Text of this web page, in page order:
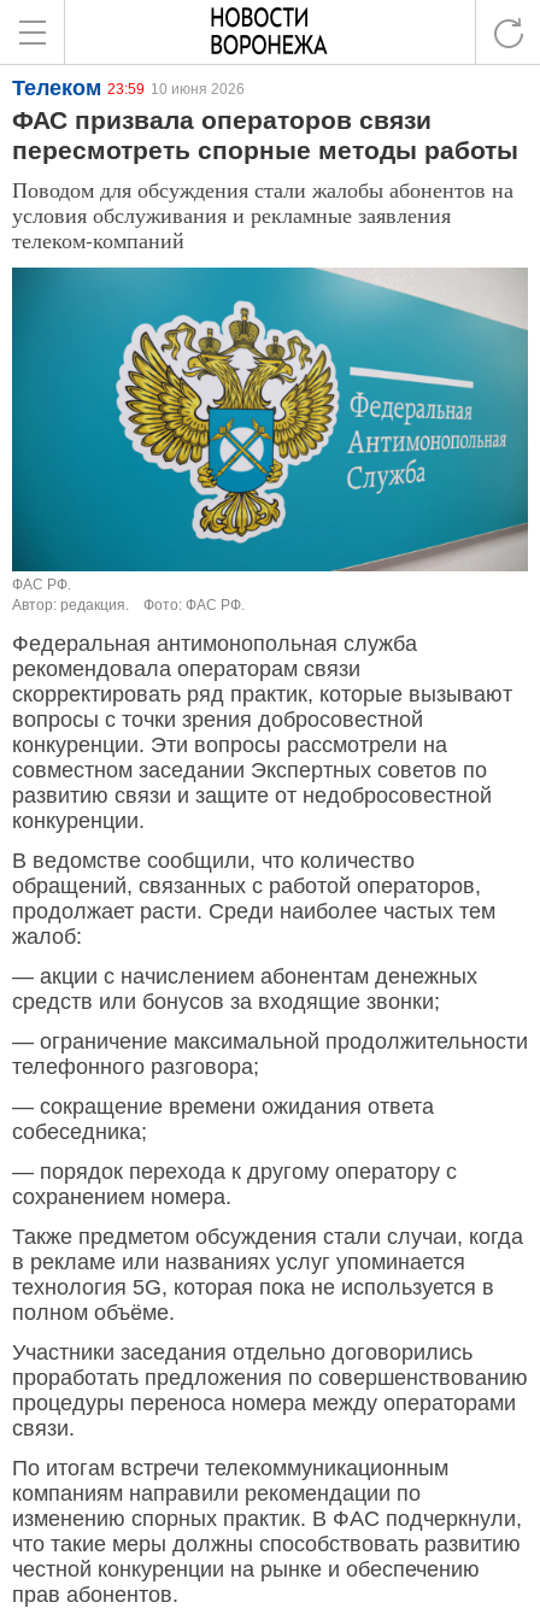
Телеком 23:59 10 июня 2026
ФАС призвала операторов связи
пересмотреть спорные методы работы
Поводом для обсуждения стали жалобы абонентов на
условия обслуживания и рекламные заявления
телеком-компаний
ФАС РФ.
Автор: редакция.
Фото: ФАС РФ.
Федеральная антимонопольная служба
рекомендовала операторам связи
скорректировать ряд практик, которые вызывают
вопросы с точки зрения добросовестной
конкуренции. Эти вопросы рассмотрели на
совместном заседании Экспертных советов по
развитию связи и защите от недобросовестной
конкуренции.
В ведомстве сообщили, что количество
обращений, связанных с работой операторов,
продолжает расти. Среди наиболее частых тем
жалоб:
— акции с начислением абонентам денежных
средств или бонусов за входящие звонки;
— ограничение максимальной продолжительности
телефонного разговора;
— сокращение времени ожидания ответа
собеседника;
— порядок перехода к другому оператору с
сохранением номера.
Также предметом обсуждения стали случаи, когда
в рекламе или названиях услуг упоминается
технология 5G, которая пока не используется в
полном объёме.
Участники заседания отдельно договорились
проработать предложения по совершенствованию
процедуры переноса номера между операторами
связи.
По итогам встречи телекоммуникационным
компаниям направили рекомендации по
изменению спорных практик. В ФАС подчеркнули,
что такие меры должны способствовать развитию
честной конкуренции на рынке и обеспечению
прав абонентов.